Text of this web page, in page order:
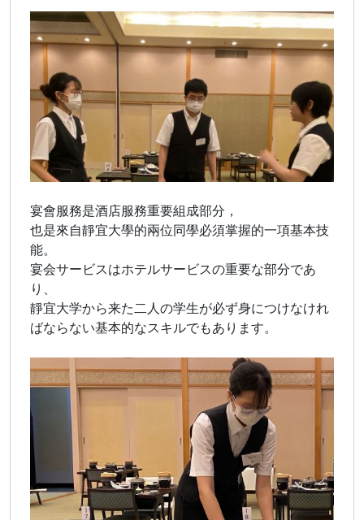
宴會服務是酒店服務重要組成部分，
也是來自靜宜大學的兩位同學必須掌握的一項基本技
能。
宴会サービスはホテルサービスの重要な部分であ
り、
靜宜大学から来た二人の学生が必ず身につけなけれ
ばならない基本的なスキルでもあります。